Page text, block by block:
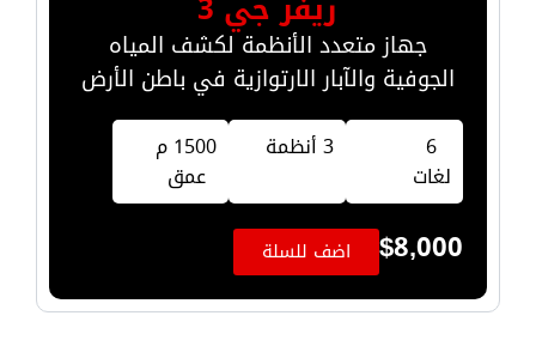
جهاز متعدد الأنظمة لكشف المياه
الجوفية والآبار الارتوازية في باطن الأرض
6
لغات
3 أنظمة
1500 م
عمق
$8,000 اضف للسلة